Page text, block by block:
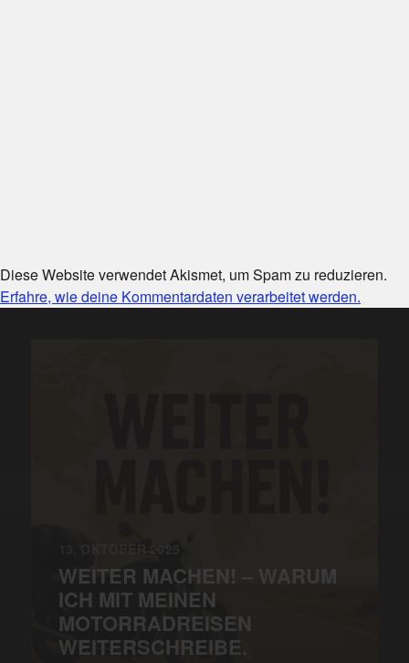
Diese Website verwendet Akismet, um Spam zu reduzieren.
Erfahre, wie deine Kommentardaten verarbeitet werden.
WEITER MACHEN! – WARUM
ICH MIT MEINEN
MOTORRADREISEN
WEITERSCHREIBE.